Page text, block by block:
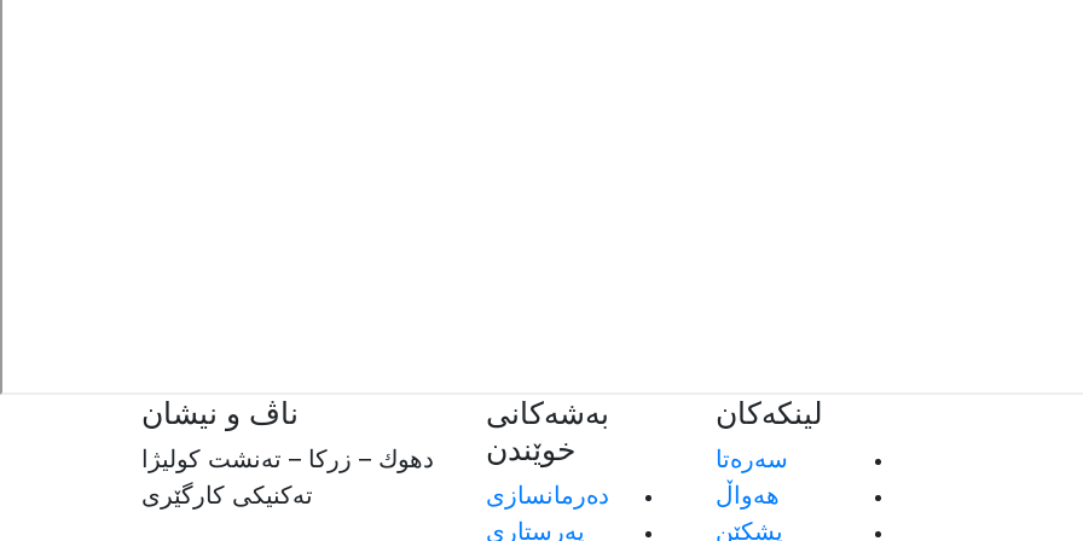
لینکەکان
سەرەتا
هەواڵ
پشکێن
بەشەکانی
خوێندن
دەرمانسازی
پەرستاری
ناڤ و نیشان
دهوك – زركا – ته‌نشت كوليژا
ته‌كنيكى كارگێرى